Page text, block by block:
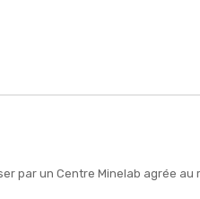
par un Centre Minelab agrée au